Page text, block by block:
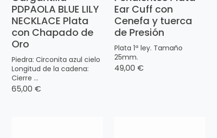
PDPAOLA BLUE LILY
NECKLACE Plata
con Chapado de
Oro
Piedra: Circonita azul cielo
Longitud de la cadena:
Cierre ...
65,00 €
Ear Cuff con
Cenefa y tuerca
de Presión
Plata 1ª ley. Tamaño
25mm.
49,00 €